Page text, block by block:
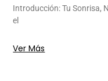
Introducción: Tu Sonrisa,
el
Ver Más